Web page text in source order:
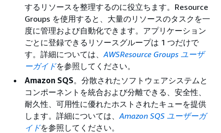
するリソースを整理するのに役立ちます。Resource
Groups を使用すると、大量のリソースのタスクを一
度に管理および自動化できます。アプリケーション
ごとに登録できるリソースグループは 1 つだけで
す。詳細については、AWSResource Groups ユーザ
ーガイドを参照してください。
Amazon SQS。分散されたソフトウェアシステムと
コンポーネントを統合および分離できる、安全性、
耐久性、可用性に優れたホストされたキューを提供
します。詳細については、Amazon SQS ユーザーガ
イドを参照してください。